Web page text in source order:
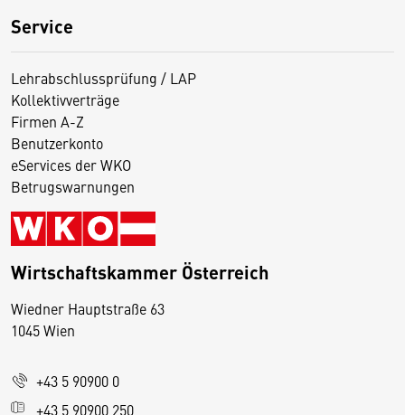
Service
Lehrabschlussprüfung / LAP
Kollektivverträge
Firmen A-Z
Benutzerkonto
eServices der WKO
Betrugswarnungen
Wirtschaftskammer Österreich
Wiedner Hauptstraße 63
1045 Wien
+43 5 90900 0
+43 5 90900 250
D
s
e